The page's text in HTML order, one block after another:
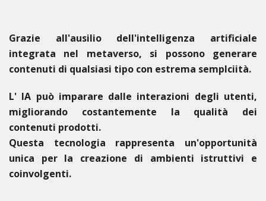
Grazie all'ausilio dell'intelligenza artificiale
integrata nel metaverso, si possono generare
contenuti di qualsiasi tipo con estrema semplciità.
L' IA può imparare dalle interazioni degli utenti,
migliorando costantemente la qualità dei
contenuti prodotti.
Questa tecnologia rappresenta un'opportunità
unica per la creazione di ambienti istruttivi e
coinvolgenti.